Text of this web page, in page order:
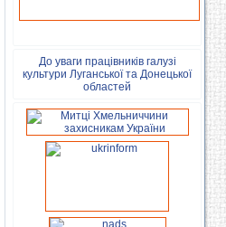
До уваги працівників галузі
культури Луганської та Донецької
областей